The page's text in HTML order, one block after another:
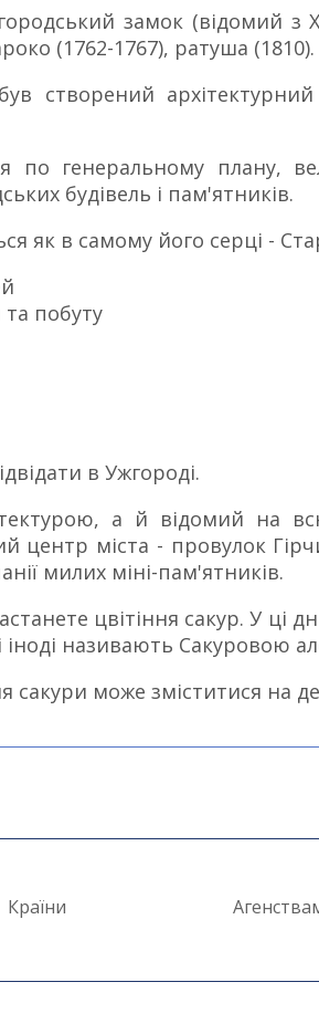
замок (відомий з
(1762-1767), ратуша (1810).
створений
по генеральному плану,
будівель і пам'ятників.
як в самому його серці -
побуту
в Ужгороді.
а й відомий на
центр міста - провулок
милих міні-пам'ятників.
цвітіння сакур. У ці
іноді називають
може зміститися на
Країни